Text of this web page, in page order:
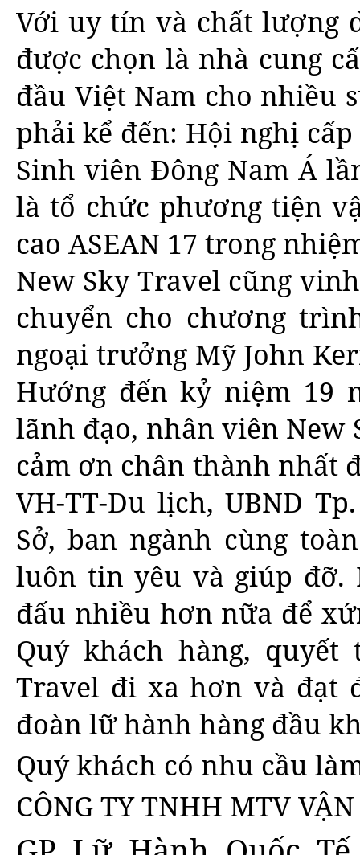
Với uy tín và chất lượng
được chọn là nhà cung
đầu Việt Nam cho nhiều
phải kể đến: Hội nghị
Sinh viên Đông Nam Á
là tổ chức phương tiện
cao ASEAN 17 trong
New Sky Travel cũng
chuyển cho chương
ngoại trưởng Mỹ John
Hướng đến kỷ niệm 19
lãnh đạo, nhân viên
cảm ơn chân thành nhất
VH-TT-Du lịch, UBND
Sở, ban ngành cùng
luôn tin yêu và giúp đỡ.
đấu nhiều hơn nữa để
Quý khách hàng,
Travel đi xa hơn và đạt
đoàn lữ hành hàng đầu
Quý khách có nhu cầu
CÔNG TY TNHH MTV